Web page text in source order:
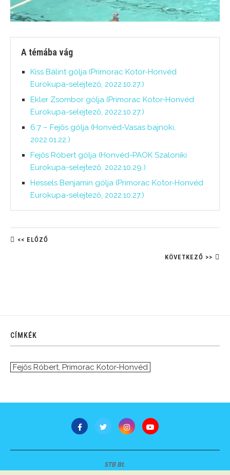
A témába vág
Kiss Bálint gólja (Primorac Kotor-Honvéd
Eurokupa-selejtező, 2022.10.27.)
Ekler Zsombor gólja (Primorac Kotor-Honvéd
Eurokupa-selejtező, 2022.10.27.)
6:7 – Fejős gólja (Honvéd-Vasas bajnoki,
2022.01.22.)
Fejős Róbert gólja (Honvéd-PAOK Szaloniki
Eurokupa-selejtező, 2022.10.29.)
Hessels Benjamin gólja (Primorac Kotor-Honvéd
Eurokupa-selejtező, 2022.10.27.)
<< ELŐZŐ
KÖVETKEZŐ >>
CÍMKÉK
Fejős Róbert, Primorac Kotor-Honvéd
STB Bt.